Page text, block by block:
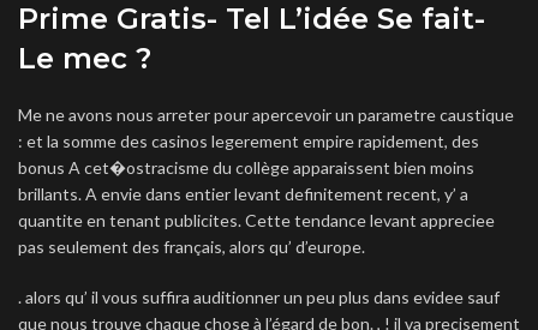
Prime Gratis- Tel L’idée Se fait-
Le mec ?
Me ne avons nous arreter pour apercevoir un parametre caustique
: et la somme des casinos legerement empire rapidement, des
bonus A cet�ostracisme du collège apparaissent bien moins
brillants. A envie dans entier levant definitement recent, y’ a
quantite en tenant publicites. Cette tendance levant appreciee
pas seulement des français, alors qu’ d’europe.
. alors qu’ il vous suffira auditionner un peu plus dans evidee sauf
que nous trouve chaque chose à l’égard de bon. , ! il va precisement